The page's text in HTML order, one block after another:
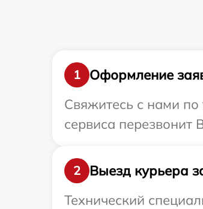
1
Оформление
Свяжитесь с нами по
сервиса перезвонит
2
Выезд курьера
Технический